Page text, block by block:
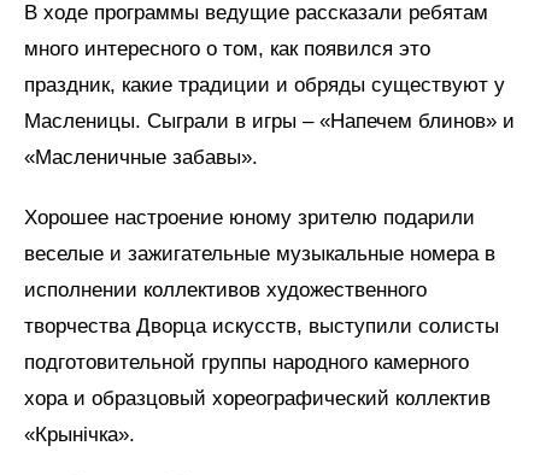
В ходе программы ведущие рассказали ребятам
много интересного о том, как появился это
праздник, какие традиции и обряды существуют у
Масленицы. Сыграли в игры – «Напечем блинов» и
«Масленичные забавы».
Хорошее настроение юному зрителю подарили
веселые и зажигательные музыкальные номера в
исполнении коллективов художественного
творчества Дворца искусств, выступили солисты
подготовительной группы народного камерного
хора и образцовый хореографический коллектив
«Крынічка».